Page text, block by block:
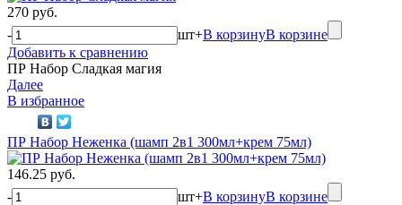
270 руб.
-
шт+В корзинуВ корзине
Добавить к сравнению
ПР Набор Сладкая магия
Далее
В избранное
ПР Набор Неженка (шамп 2в1 300мл+крем 75мл)
146.25 руб.
-
шт+В корзинуВ корзине